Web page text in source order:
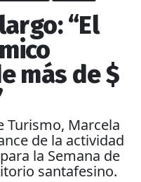
“El
más de $
Turismo, Marcela
de la actividad
la Semana de
santafesino.